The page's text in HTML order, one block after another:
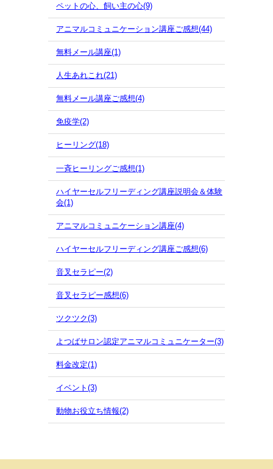
ペットの心、飼い主の心(9)
アニマルコミュニケーション講座ご感想(44)
無料メール講座(1)
人生あれこれ(21)
無料メール講座ご感想(4)
免疫学(2)
ヒーリング(18)
一斉ヒーリングご感想(1)
ハイヤーセルフリーディング講座説明会＆体験
会(1)
アニマルコミュニケーション講座(4)
ハイヤーセルフリーディング講座ご感想(6)
音叉セラピー(2)
音叉セラピー感想(6)
ツクツク(3)
よつばサロン認定アニマルコミュニケーター(3)
料金改定(1)
イベント(3)
動物お役立ち情報(2)